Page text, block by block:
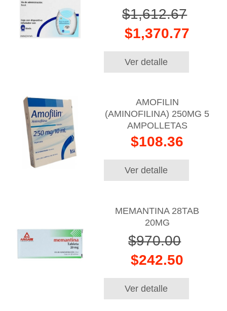
$1,612.67
$1,370.77
Ver detalle
AMOFILIN
(AMINOFILINA) 250MG 5
AMPOLLETAS
$108.36
Ver detalle
MEMANTINA 28TAB
20MG
$970.00
$242.50
Ver detalle